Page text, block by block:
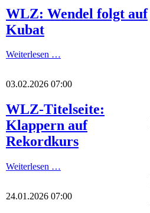
WLZ: Wendel folgt auf
Kubat
Weiterlesen …
03.02.2026 07:00
WLZ-Titelseite:
Klappern auf
Rekordkurs
Weiterlesen …
24.01.2026 07:00